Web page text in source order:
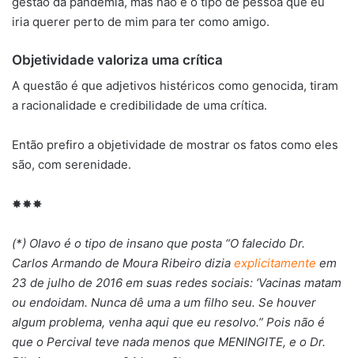
iria querer perto de mim para ter como amigo.
Objetividade valoriza uma crítica
A questão é que adjetivos histéricos como genocida, tiram
a racionalidade e credibilidade de uma crítica.
Então prefiro a objetividade de mostrar os fatos como eles
são, com serenidade.
✸✸✸
(*) Olavo é o tipo de insano que posta “O falecido Dr.
Carlos Armando de Moura Ribeiro dizia explicitamente em
23 de julho de 2016 em suas redes sociais: ‘Vacinas matam
ou endoidam. Nunca dê uma a um filho seu. Se houver
algum problema, venha aqui que eu resolvo.” Pois não é
que o Percival teve nada menos que MENINGITE, e o Dr.